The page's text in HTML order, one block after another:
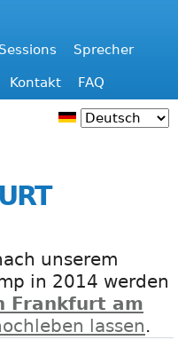
Sessions Sprecher
Kontakt FAQ
unserem
in 2014 werden
Frankfurt am
lassen.